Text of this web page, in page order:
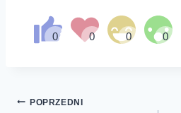
Nawigacja
POPRZEDNI